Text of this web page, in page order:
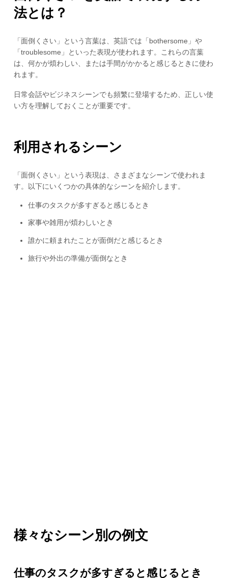
法とは？
「面倒くさい」という言葉は、英語では「bothersome」や
「troublesome」といった表現が使われます。これらの言葉
は、何かが煩わしい、または手間がかかると感じるときに使わ
れます。
日常会話やビジネスシーンでも頻繁に登場するため、正しい使
い方を理解しておくことが重要です。
利用されるシーン
「面倒くさい」という表現は、さまざまなシーンで使われま
す。以下にいくつかの具体的なシーンを紹介します。
仕事のタスクが多すぎると感じるとき
家事や雑用が煩わしいとき
誰かに頼まれたことが面倒だと感じるとき
旅行や外出の準備が面倒なとき
様々なシーン別の例文
仕事のタスクが多すぎると感じるとき